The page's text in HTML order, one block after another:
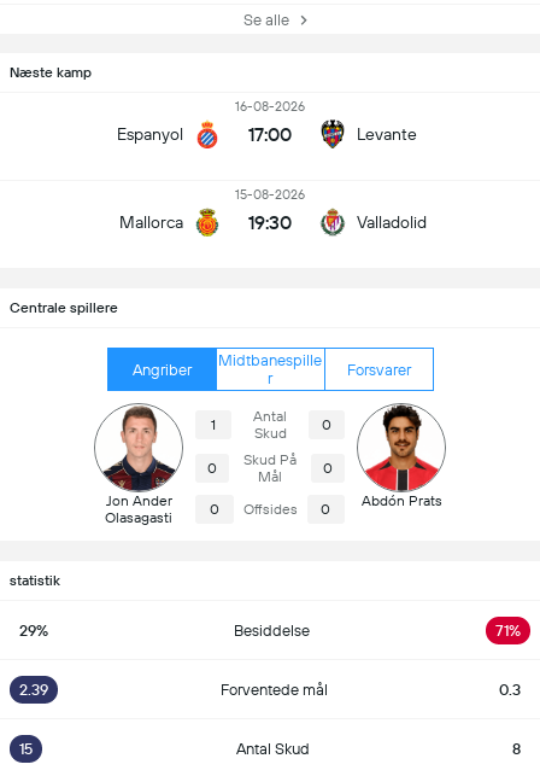
Se alle
Næste kamp
Espanyol
16-08-2026
17:00 Levante
Mallorca
15-08-2026
19:30 Valladolid
Centrale spillere
Angriber
Midtbanespille
r
Forsvarer
Jon Ander
Olasagasti
1
Antal
Skud
0
0
Skud På
Mål
0
0 Offsides 0 Abdón Prats
statistik
29% Besiddelse 71%
2.39 Forventede mål 0.3
15 Antal Skud 8